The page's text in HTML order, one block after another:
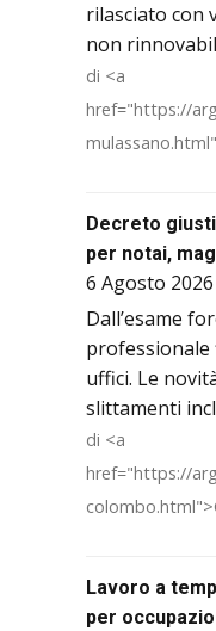
rilasciato con
non
di <a
href="https://
Decreto
per notai,
6 Agosto 2026
Dall’esame
professionale
uffici. Le
slittamenti
di <a
href="https://
Lavoro a
per